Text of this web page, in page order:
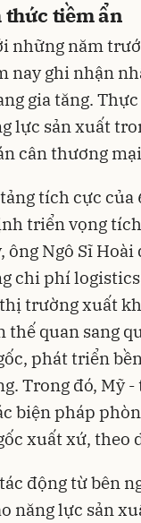
thức tiềm ẩn
những năm
nay ghi nhận
gia tăng.
lực sản xuất
cân thương
tích cực
triển vọng
ông Ngô Sĩ
chi phí
trường xuất
thế quan sang
phát triển
Trong đó, Mỹ
biện pháp
xuất xứ, theo
động từ bên
năng lực sản